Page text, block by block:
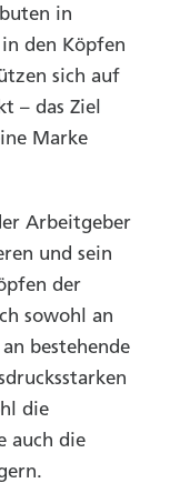
in
den Köpfen
sich auf
– das Ziel
Marke
Arbeitgeber
und sein
der
sowohl an
bestehende
die
auch die